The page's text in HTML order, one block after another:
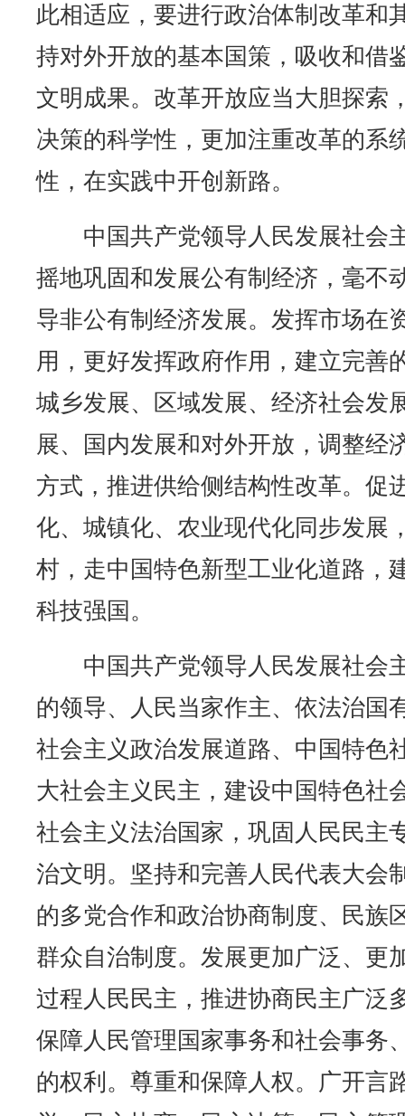
此相适应，要进行政治体制改革和
持对外开放的基本国策，吸收和借
文明成果。改革开放应当大胆探索
决策的科学性，更加注重改革的系
性，在实践中开创新路。
中国共产党领导人民发展社会
摇地巩固和发展公有制经济，毫不
导非公有制经济发展。发挥市场在
用，更好发挥政府作用，建立完善
城乡发展、区域发展、经济社会发
展、国内发展和对外开放，调整经
方式，推进供给侧结构性改革。促
化、城镇化、农业现代化同步发展
村，走中国特色新型工业化道路，
科技强国。
中国共产党领导人民发展社会
的领导、人民当家作主、依法治国
社会主义政治发展道路、中国特色
大社会主义民主，建设中国特色社
社会主义法治国家，巩固人民民主
治文明。坚持和完善人民代表大会
的多党合作和政治协商制度、民族
群众自治制度。发展更加广泛、更
过程人民民主，推进协商民主广泛
保障人民管理国家事务和社会事务
的权利。尊重和保障人权。广开言